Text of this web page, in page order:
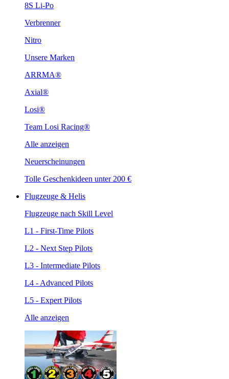
8S Li-Po
Verbrenner
Nitro
Unsere Marken
ARRMA®
Axial®
Losi®
Team Losi Racing®
Alle anzeigen
Neuerscheinungen
Tolle Geschenkideen unter 200 €
Flugzeuge & Helis
Flugzeuge nach Skill Level
L1 - First-Time Pilots
L2 - Next Step Pilots
L3 - Intermediate Pilots
L4 - Advanced Pilots
L5 - Expert Pilots
Alle anzeigen